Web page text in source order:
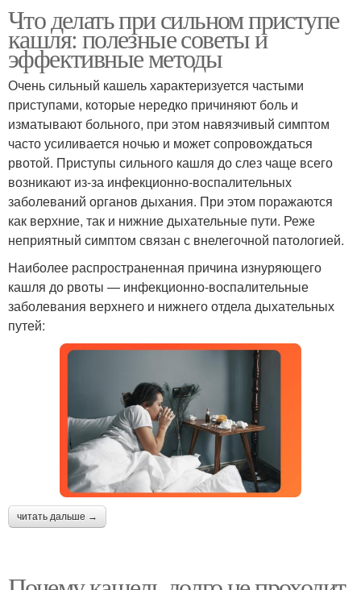
Что делать при сильном приступе
кашля: полезные советы и
эффективные методы
Очень сильный кашель характеризуется частыми
приступами, которые нередко причиняют боль и
изматывают больного, при этом навязчивый симптом
часто усиливается ночью и может сопровождаться
рвотой. Приступы сильного кашля до слез чаще всего
возникают из-за инфекционно-воспалительных
заболеваний органов дыхания. При этом поражаются
как верхние, так и нижние дыхательные пути. Реже
неприятный симптом связан с внелегочной патологией.
Наиболее распространенная причина изнуряющего
кашля до рвоты — инфекционно-воспалительные
заболевания верхнего и нижнего отдела дыхательных
путей:
читать дальше →